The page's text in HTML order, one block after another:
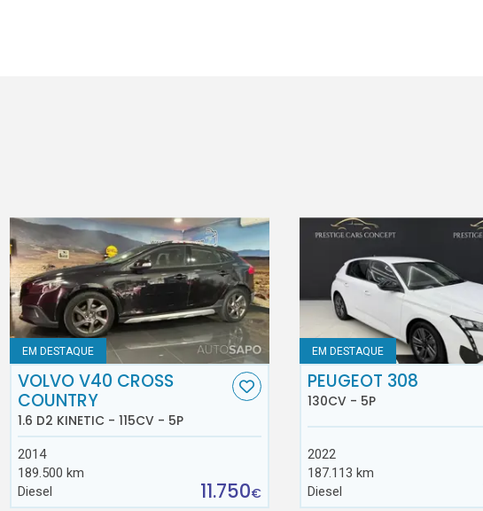
EM DESTAQUE
VOLVO V40 CROSS
COUNTRY
1.6 D2 KINETIC - 115CV - 5P
2014
189.500 km
Diesel
11.750€
EM DESTAQUE
PEUGEOT 308
130CV - 5P
2022
187.113 km
Diesel